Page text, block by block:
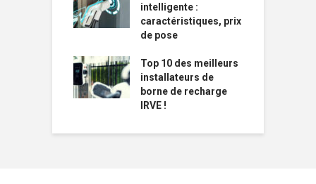
intelligente :
caractéristiques, prix
de pose
Top 10 des meilleurs
installateurs de
borne de recharge
IRVE !